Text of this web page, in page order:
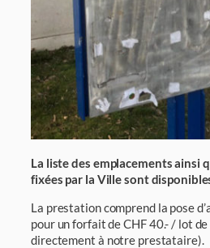
La liste des emplacements ainsi
fixées par la Ville sont
La prestation comprend la pose
pour un forfait de CHF 40.- / lot
directement à notre prestataire).